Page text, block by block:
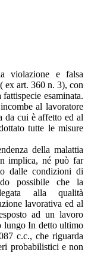
violazione e falsa
ex art. 360 n. 3), con
esaminata.
al lavoratore
da cui è affetto ed al
tutte le misure
della malattia
implica, né può far
dalle condizioni di
possibile che la
alla qualità
lavorativa ed al
ad un lavoro
lungo In detto ultimo
c.c., che riguarda
probabilistici e non